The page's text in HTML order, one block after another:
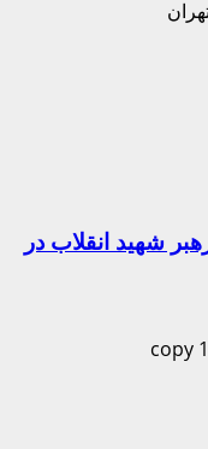
شهید انقلاب در